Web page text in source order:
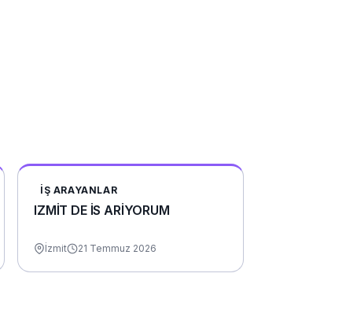
İŞ ARAYANLAR
IZMİT DE İS ARİYORUM
İzmit 21 Temmuz 2026